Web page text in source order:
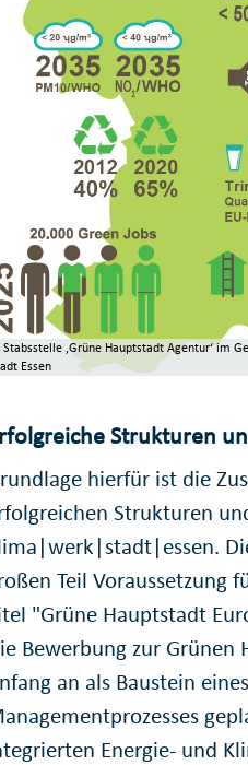
‚Grüne Hauptstadt Agentur‘ im
Essen
Strukturen
hierfür ist die
Strukturen
Teil Voraussetzung
"Grüne Hauptstadt
Bewerbung zur Grünen
an als Baustein
Energie- und